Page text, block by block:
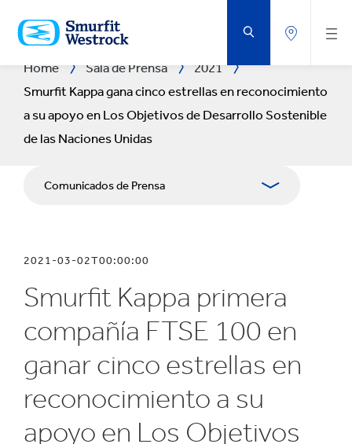
AL
CONTENIDO
PRINCIPAL
Home Sala de Prensa
2021
Smurfit Kappa gana cinco estrellas en reconocimiento
a su apoyo en Los Objetivos de Desarrollo Sostenible
de las Naciones Unidas
Comunicados de Prensa
Relaciones con Prensa
Blog
2021-03-02T00:00:00
Smurfit Kappa primera
compañía FTSE 100 en
ganar cinco estrellas en
reconocimiento a su
apoyo en Los Objetivos